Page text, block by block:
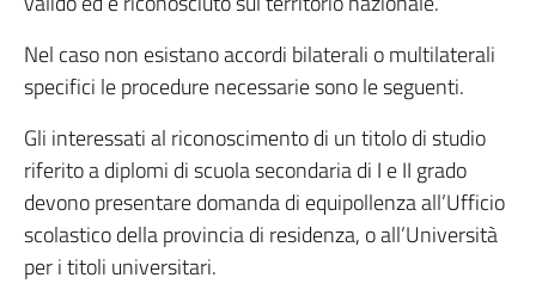
Nel caso non esistano accordi bilaterali o multilaterali
specifici le procedure necessarie sono le seguenti.
Gli interessati al riconoscimento di un titolo di studio
riferito a diplomi di scuola secondaria di I e II grado
devono presentare domanda di equipollenza all’Ufficio
scolastico della provincia di residenza, o all’Università
per i titoli universitari.